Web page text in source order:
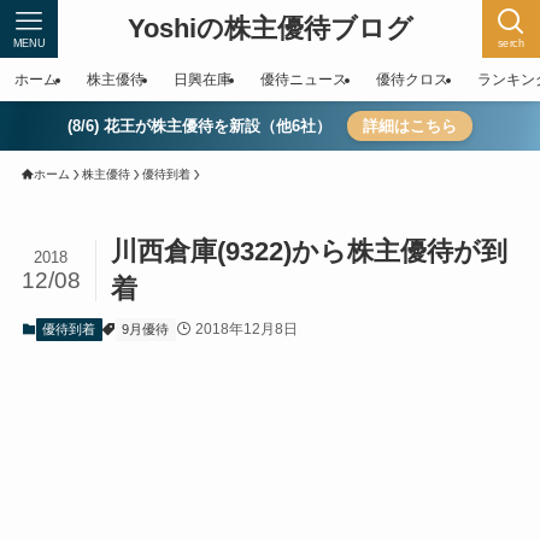
Yoshiの株主優待ブログ serch
MENU
ホーム 株主優待 日興在庫 優待ニュース 優待クロス ランキン
(8/6) 花王が株主優待を新設（他6社） 詳細はこちら
ホーム 株主優待 優待到着
川西倉庫(9322)から株主優待が到
着
2018
12/08
優待到着 9月優待 2018年12月8日